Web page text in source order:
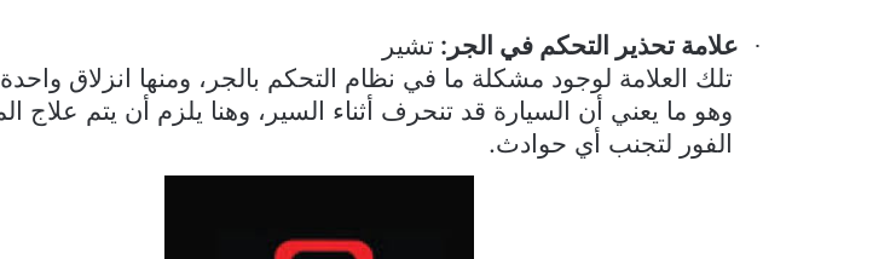
· علامة تحذير التحكم في الجر: تشير
تلك العلامة لوجود مشكلة ما في نظام التحكم بالجر، ومنها انزلاق
وهو ما يعني أن السيارة قد تنحرف أثناء السير، وهنا يلزم أن يتم علاج
الفور لتجنب أي حوادث.